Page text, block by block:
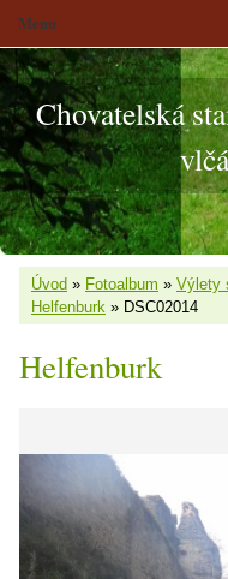
Chovatelská
Úvod » Fotoalbum » Výlety
Helfenburk » DSC02014
Helfenburk
Menu